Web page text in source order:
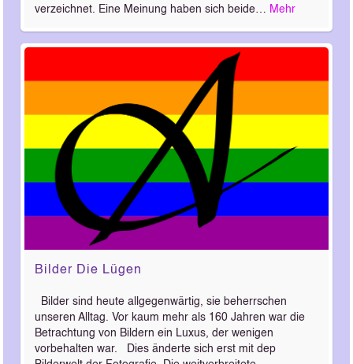
verzeichnet. Eine Meinung haben sich beide… Mehr
Bilder Die Lügen
Bilder sind heute allgegenwärtig, sie beherrschen
unseren Alltag. Vor kaum mehr als 160 Jahren war die
Betrachtung von Bildern ein Luxus, der wenigen
vorbehalten war. Dies änderte sich erst mit dep